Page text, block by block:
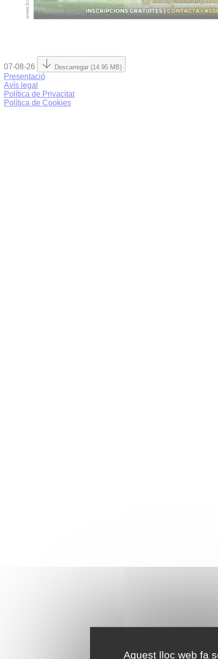
Aquest lloc web fa
07-08-26 Descarregar (14.95 MB)
Presentació
Avís legal
Política de Privacitat
Política de Cookies